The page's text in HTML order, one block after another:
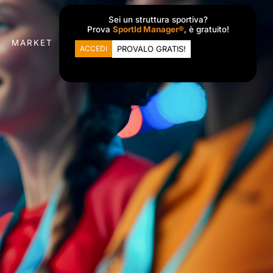
MARKET
Sei un struttura sportiva?
Prova SportId Manager®, è gratuito!
ACCEDI PROVALO GRATIS!